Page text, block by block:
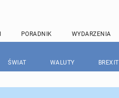
PORADNIK WYDARZENIA
ŚWIAT WALUTY BREXIT